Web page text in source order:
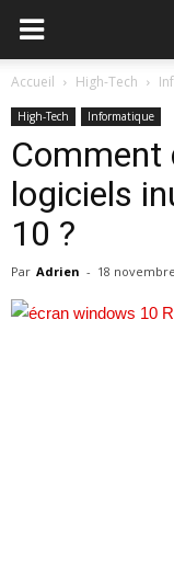
Accueil High-Tech
High-Tech Informatique
Comment
logiciels
10 ?
Par Adrien - 18